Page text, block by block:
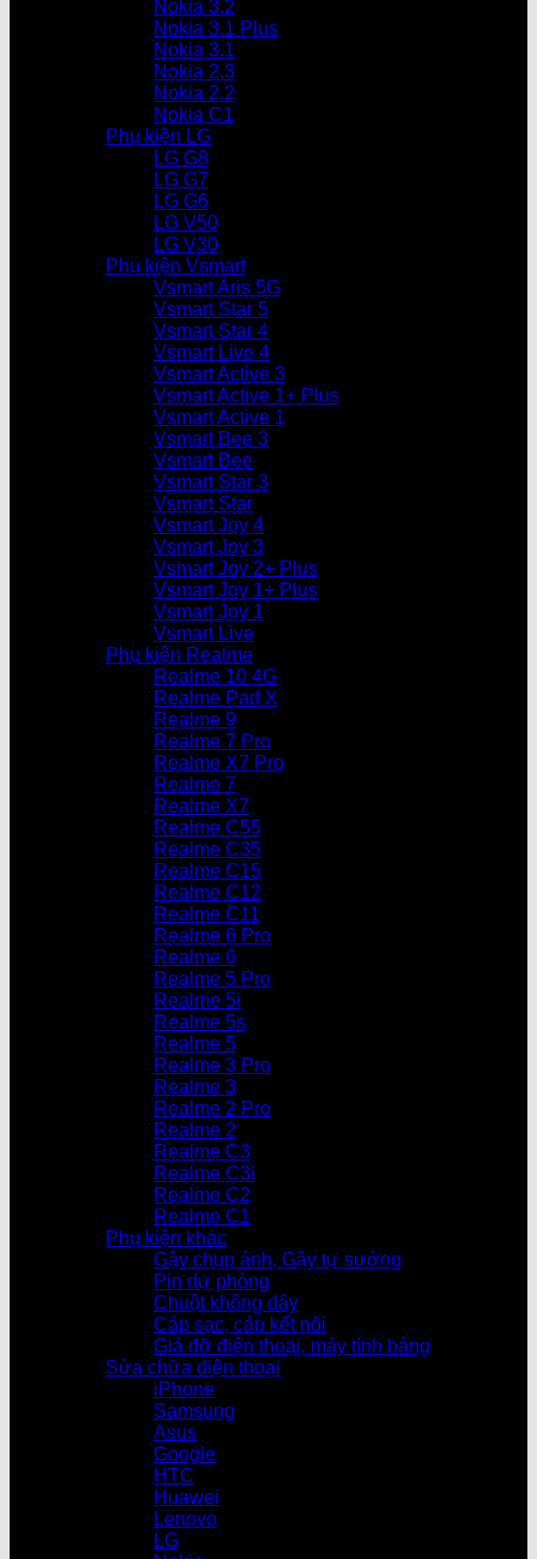
Nokia 3.2
Nokia 3.1 Plus
Nokia 3.1
Nokia 2.3
Nokia 2.2
Nokia C1
Phụ kiện LG
LG G8
LG G7
LG G6
LG V50
LG V30
Phụ kiện Vsmart
Vsmart Aris 5G
Vsmart Star 5
Vsmart Star 4
Vsmart Live 4
Vsmart Active 3
Vsmart Active 1+ Plus
Vsmart Active 1
Vsmart Bee 3
Vsmart Bee
Vsmart Star 3
Vsmart Star
Vsmart Joy 4
Vsmart Joy 3
Vsmart Joy 2+ Plus
Vsmart Joy 1+ Plus
Vsmart Joy 1
Vsmart Live
Phụ kiện Realme
Realme 10 4G
Realme Pad X
Realme 9
Realme 7 Pro
Realme X7 Pro
Realme 7
Realme X7
Realme C55
Realme C35
Realme C15
Realme C12
Realme C11
Realme 6 Pro
Realme 6
Realme 5 Pro
Realme 5i
Realme 5s
Realme 5
Realme 3 Pro
Realme 3
Realme 2 Pro
Realme 2
Realme C3
Realme C3i
Realme C2
Realme C1
Phụ kiện khác
Gậy chụp ảnh, Gậy tự sướng
Pin dự phòng
Chuột không dây
Cáp sạc, cáp kết nối
Giá đỡ điện thoại, máy tính bảng
Sửa chữa điện thoại
iPhone
Samsung
Asus
Google
HTC
Huawei
Lenovo
LG